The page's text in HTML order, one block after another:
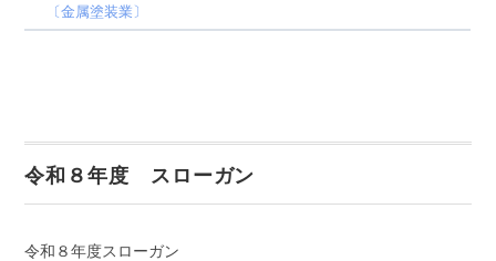
〔金属塗装業〕
令和８年度 スローガン
令和８年度スローガン